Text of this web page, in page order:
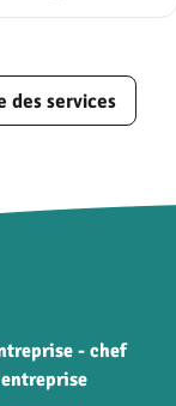
des services
- chef